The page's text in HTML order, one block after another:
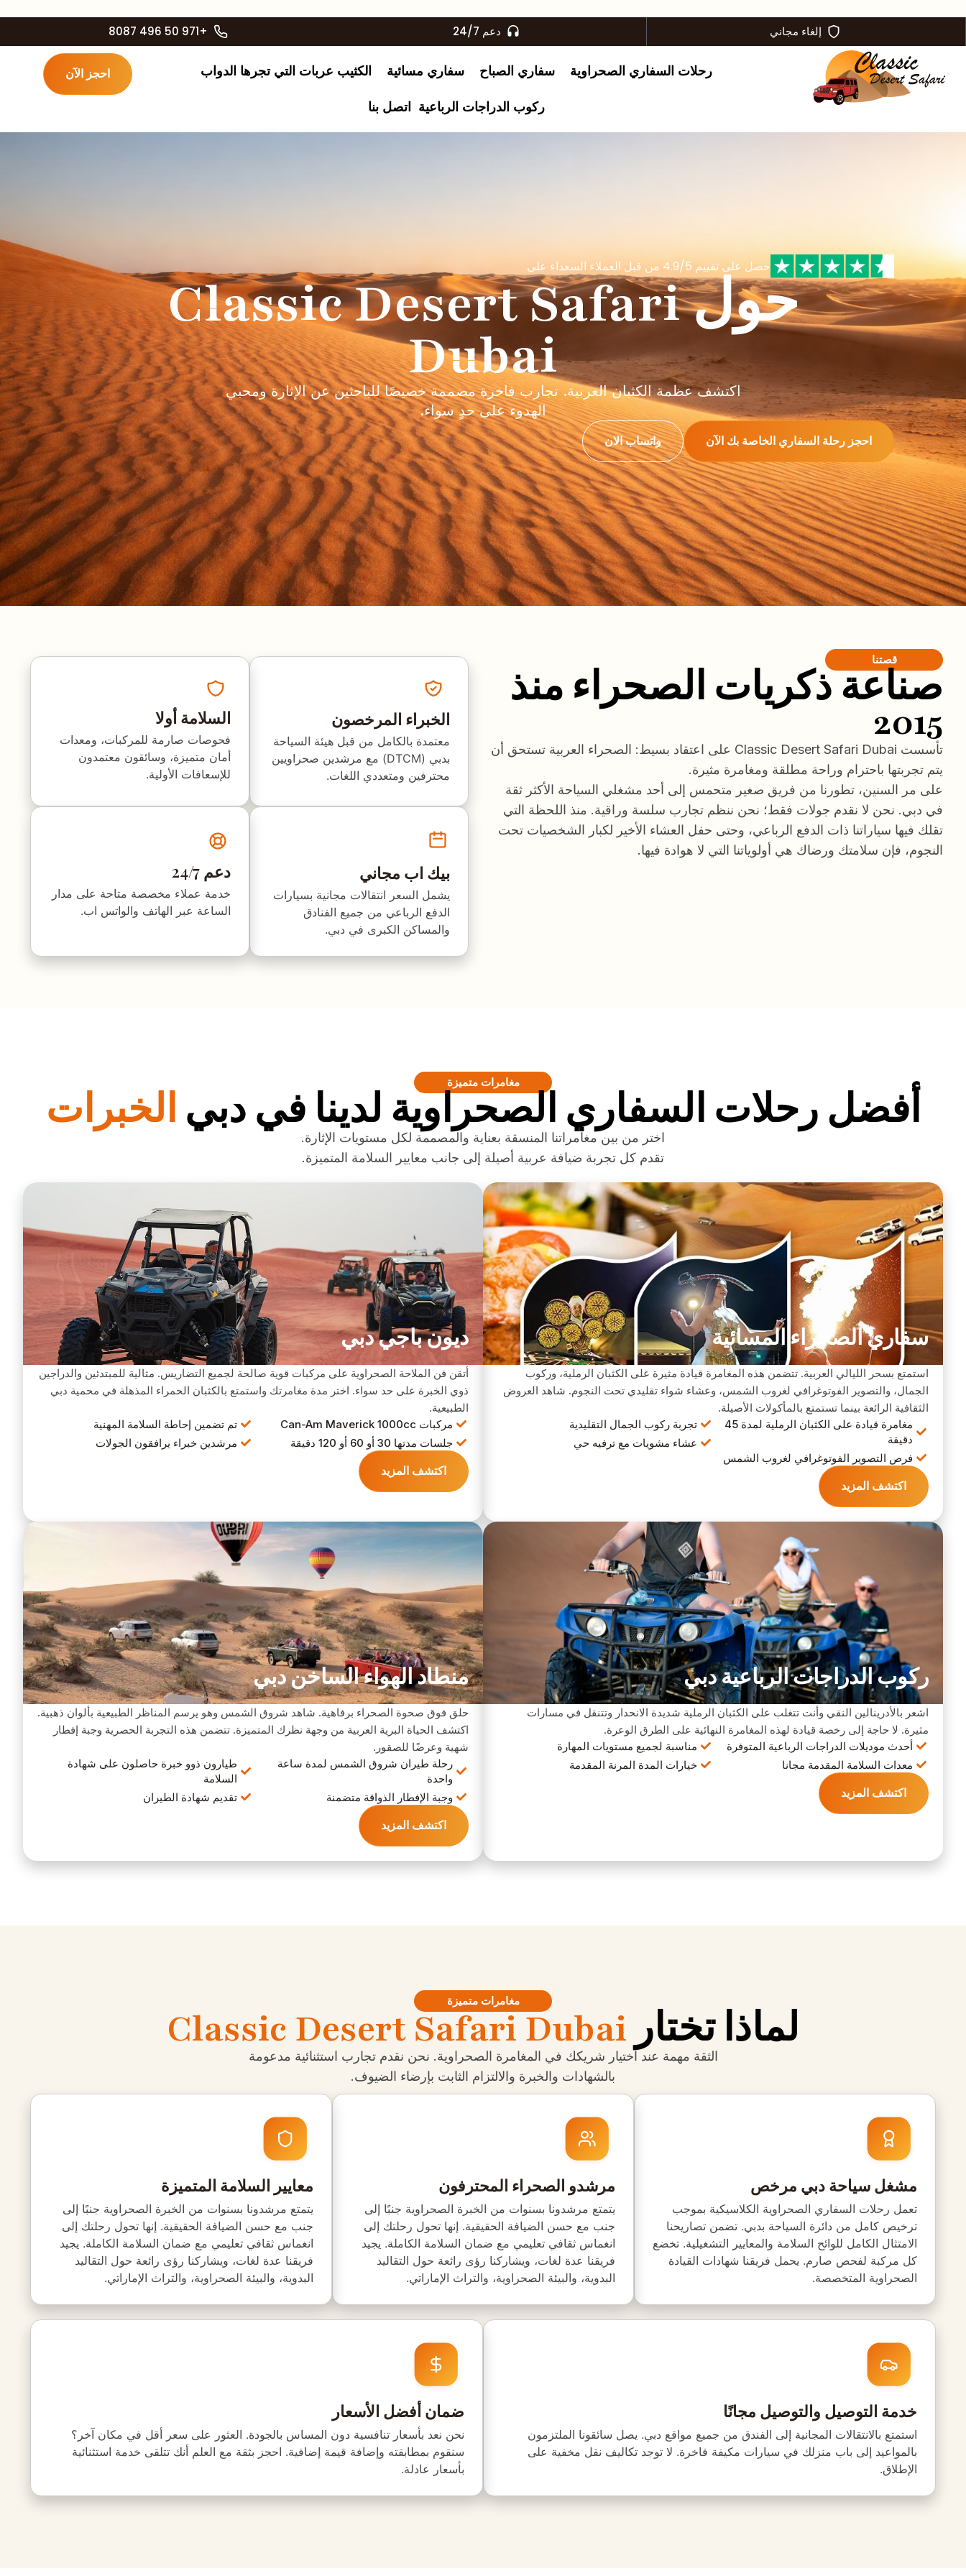
إلغاء مجاني دعم 24/7 +971 50 496 8087
رحلات السفاري الصحراوية سفاري الصباح سفاري مسائية الكثيب عربات التي تجرها الدواب
ركوب الدراجات الرباعية اتصل بنا
احجز الآن
حصل على تقييم 4.9/5 من قبل العملاء السعداء على
حول Classic Desert Safari
Dubai
اكتشف عظمة الكثبان العربية. تجارب فاخرة مصممة خصيصًا للباحثين عن الإثارة ومحبي
الهدوء على حدٍ سواء.
احجز رحلة السفاري الخاصة بك الآن واتساب الان
قصتنا
صناعة ذكريات الصحراء منذ
2015
تأسست Classic Desert Safari Dubai على اعتقاد بسيط: الصحراء العربية تستحق أن
يتم تجربتها باحترام وراحة مطلقة ومغامرة مثيرة.
على مر السنين، تطورنا من فريق صغير متحمس إلى أحد مشغلي السياحة الأكثر ثقة
في دبي. نحن لا نقدم جولات فقط؛ نحن ننظم تجارب سلسة وراقية. منذ اللحظة التي
تقلك فيها سياراتنا ذات الدفع الرباعي، وحتى حفل العشاء الأخير لكبار الشخصيات تحت
النجوم، فإن سلامتك ورضاك هي أولوياتنا التي لا هوادة فيها.
الخبراء المرخصون
معتمدة بالكامل من قبل هيئة السياحة
بدبي (DTCM) مع مرشدين صحراويين
محترفين ومتعددي اللغات.
السلامة أولا
فحوصات صارمة للمركبات، ومعدات
أمان متميزة، وسائقون معتمدون
للإسعافات الأولية.
بيك اب مجاني
يشمل السعر انتقالات مجانية بسيارات
الدفع الرباعي من جميع الفنادق
والمساكن الكبرى في دبي.
دعم 24/7
خدمة عملاء مخصصة متاحة على مدار
الساعة عبر الهاتف والواتس اب.
مغامرات متميزة
أفضل رحلات السفاري الصحراوية لدينا في دبي الخبرات
اختر من بين مغامراتنا المنسقة بعناية والمصممة لكل مستويات الإثارة.
تقدم كل تجربة ضيافة عربية أصيلة إلى جانب معايير السلامة المتميزة.
سفاري الصحراء المسائية
استمتع بسحر الليالي العربية. تتضمن هذه المغامرة قيادة مثيرة على الكثبان الرملية، وركوب
الجمال، والتصوير الفوتوغرافي لغروب الشمس، وعشاء شواء تقليدي تحت النجوم. شاهد العروض
الثقافية الرائعة بينما تستمتع بالمأكولات الأصيلة.
مغامرة قيادة على الكثبان الرملية لمدة 45
دقيقة
فرص التصوير الفوتوغرافي لغروب الشمس
تجربة ركوب الجمال التقليدية
عشاء مشويات مع ترفيه حي
اكتشف المزيد
ديون باجي دبي
أتقن فن الملاحة الصحراوية على مركبات قوية صالحة لجميع التضاريس. مثالية للمبتدئين والدراجين
ذوي الخبرة على حد سواء. اختر مدة مغامرتك واستمتع بالكثبان الحمراء المذهلة في محمية دبي
الطبيعية.
مركبات Can-Am Maverick 1000cc
جلسات مدتها 30 أو 60 أو 120 دقيقة
تم تضمين إحاطة السلامة المهنية
مرشدين خبراء يرافقون الجولات
اكتشف المزيد
ركوب الدراجات الرباعية دبي
اشعر بالأدرينالين النقي وأنت تتغلب على الكثبان الرملية شديدة الانحدار وتتنقل في مسارات
مثيرة. لا حاجة إلى رخصة قيادة لهذه المغامرة النهائية على الطرق الوعرة.
أحدث موديلات الدراجات الرباعية المتوفرة
معدات السلامة المقدمة مجانا
مناسبة لجميع مستويات المهارة
خيارات المدة المرنة المقدمة
اكتشف المزيد
منطاد الهواء الساخن دبي
حلق فوق صحوة الصحراء برفاهية. شاهد شروق الشمس وهو يرسم المناظر الطبيعية بألوان ذهبية.
اكتشف الحياة البرية العربية من وجهة نظرك المتميزة. تتضمن هذه التجربة الحصرية وجبة إفطار
شهية وعرضًا للصقور.
رحلة طيران شروق الشمس لمدة ساعة
واحدة
وجبة الإفطار الذواقة متضمنة
طيارون ذوو خبرة حاصلون على شهادة
السلامة
تقديم شهادة الطيران
اكتشف المزيد
مغامرات متميزة
لماذا تختار Classic Desert Safari Dubai
الثقة مهمة عند اختيار شريكك في المغامرة الصحراوية. نحن نقدم تجارب استثنائية مدعومة
بالشهادات والخبرة والالتزام الثابت بإرضاء الضيوف.
مشغل سياحة دبي مرخص
تعمل رحلات السفاري الصحراوية الكلاسيكية بموجب
ترخيص كامل من دائرة السياحة بدبي. تضمن تصاريحنا
الامتثال الكامل للوائح السلامة والمعايير التشغيلية. تخضع
كل مركبة لفحص صارم. يحمل فريقنا شهادات القيادة
الصحراوية المتخصصة.
مرشدو الصحراء المحترفون
يتمتع مرشدونا بسنوات من الخبرة الصحراوية جنبًا إلى
جنب مع حسن الضيافة الحقيقية. إنها تحول رحلتك إلى
انغماس ثقافي تعليمي مع ضمان السلامة الكاملة. يجيد
فريقنا عدة لغات، ويشاركنا رؤى رائعة حول التقاليد
البدوية، والبيئة الصحراوية، والتراث الإماراتي.
معايير السلامة المتميزة
يتمتع مرشدونا بسنوات من الخبرة الصحراوية جنبًا إلى
جنب مع حسن الضيافة الحقيقية. إنها تحول رحلتك إلى
انغماس ثقافي تعليمي مع ضمان السلامة الكاملة. يجيد
فريقنا عدة لغات، ويشاركنا رؤى رائعة حول التقاليد
البدوية، والبيئة الصحراوية، والتراث الإماراتي.
خدمة التوصيل والتوصيل مجانًا
استمتع بالانتقالات المجانية إلى الفندق من جميع مواقع دبي. يصل سائقونا الملتزمون
بالمواعيد إلى باب منزلك في سيارات مكيفة فاخرة. لا توجد تكاليف نقل مخفية على
الإطلاق.
ضمان أفضل الأسعار
نحن نعد بأسعار تنافسية دون المساس بالجودة. العثور على سعر أقل في مكان آخر؟
سنقوم بمطابقته وإضافة قيمة إضافية. احجز بثقة مع العلم أنك تتلقى خدمة استثنائية
بأسعار عادلة.